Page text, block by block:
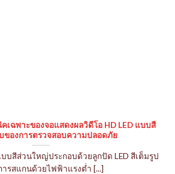
เฉพาะของจอแสดงผลวิดีโอ HD LED แบบสี
ของการตรวจสอบความปลอดภัย
บสีส่วนใหญ่ประกอบด้วยลูกปัด LED สีเต็มรูป
ารสแกนด้วยไฟฟ้าแรงต่ำ [...]